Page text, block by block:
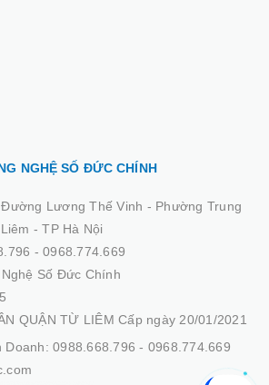
NGHỆ SỐ ĐỨC CHÍNH
Đường Lương Thế Vinh - Phường Trung
- TP Hà Nội
- 0968.774.669
Số Đức Chính
QUẬN TỪ LIÊM Cấp ngày 20/01/2021
Doanh: 0988.668.796 - 0968.774.669